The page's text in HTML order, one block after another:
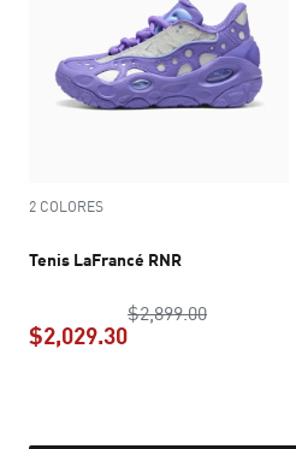
2 COLORES
Tenis LaFrancé RNR
$2,899.00precio
$2,029.30